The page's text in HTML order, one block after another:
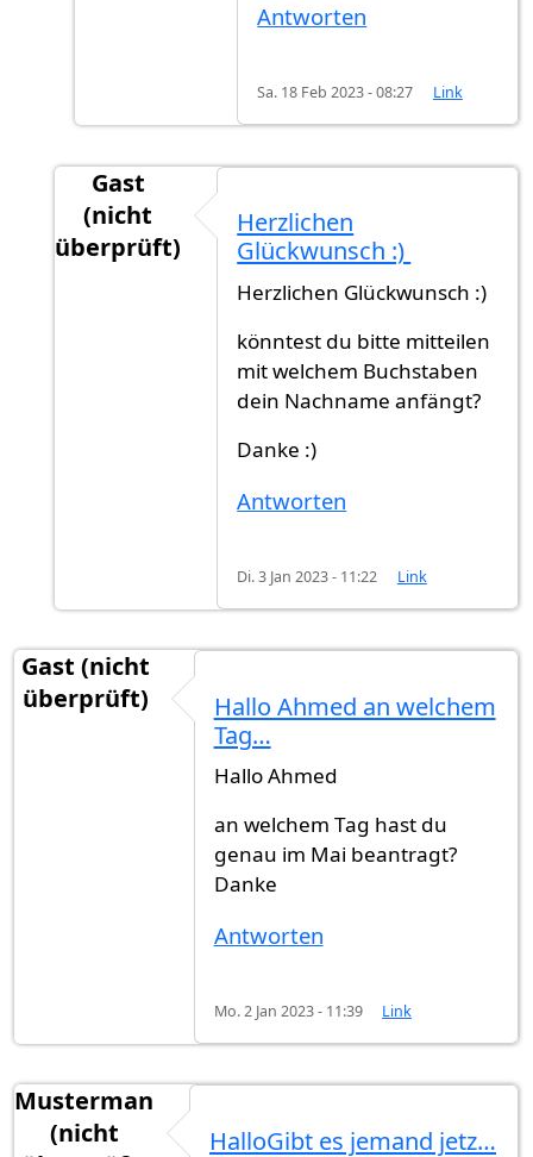
Antworten
Sa. 18 Feb 2023 - 08:27 Link
Gast
(nicht
überprüft)
Herzlichen
Glückwunsch :)
Herzlichen Glückwunsch :)
könntest du bitte mitteilen
mit welchem Buchstaben
dein Nachname anfängt?
Danke :)
Antworten
Di. 3 Jan 2023 - 11:22 Link
Gast (nicht
überprüft)
Hallo Ahmed an welchem
Tag…
Hallo Ahmed
an welchem Tag hast du
genau im Mai beantragt?
Danke
Antworten
Mo. 2 Jan 2023 - 11:39 Link
Musterman
(nicht
HalloGibt es jemand jetz…